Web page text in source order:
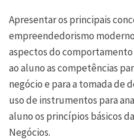
Apresentar os principais
empreendedorismo
aspectos do
ao aluno as competências
negócio e para a tomada de
uso de instrumentos para
aluno os princípios básicos
Negócios.